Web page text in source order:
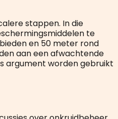
stappen. In die
te
en 50 meter rond
aan een afwachtende
argument worden gebruikt